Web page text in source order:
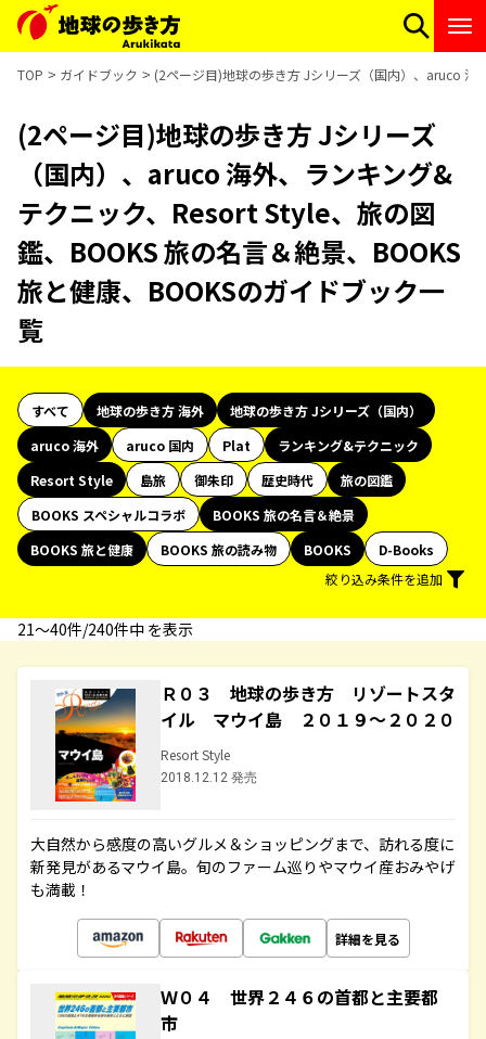
TOP ガイドブック (2ページ目)地球の歩き方 Jシリーズ（国内）、aruco 海
(2ページ目)地球の歩き方 Jシリーズ
（国内）、aruco 海外、ランキング&
テクニック、Resort Style、旅の図
鑑、BOOKS 旅の名言＆絶景、BOOKS
旅と健康、BOOKSのガイドブック一
覧
すべて 地球の歩き方 海外
地球の歩き方 Jシリーズ（国内）
aruco 海外
aruco 国内 Plat
ランキング&テクニック
Resort Style
島旅 御朱印 歴史時代
旅の図鑑
BOOKS スペシャルコラボ
BOOKS 旅の名言＆絶景
BOOKS 旅と健康
BOOKS 旅の読み物 BOOKS
D-Books
絞り込み条件を追加
21〜40件/240件中 を表示
Ｒ０３ 地球の歩き方 リゾートスタ
イル マウイ島 ２０１９～２０２０
Resort Style
2018.12.12 発売
大自然から感度の高いグルメ＆ショッピングまで、訪れる度に
新発見があるマウイ島。旬のファーム巡りやマウイ産おみやげ
も満載！
詳細を見る
Ｗ０４ 世界２４６の首都と主要都
市